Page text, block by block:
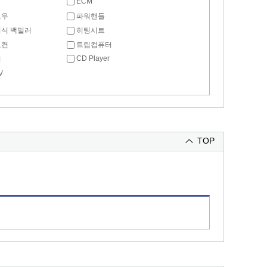
파워핸들
백밀러
히팅시트
트립컴퓨터
CD Player
TOP